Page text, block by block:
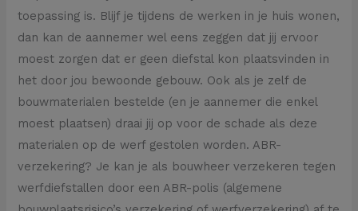
toepassing is. Blijf je tijdens de werken in je huis wonen,
dan kan de aannemer wel eens zeggen dat jij ervoor
moest zorgen dat er geen diefstal kon plaatsvinden in
het door jou bewoonde gebouw. Ook als je zelf de
bouwmaterialen bestelde (en je aannemer die enkel
moest plaatsen) draai jij op voor de schade als deze
materialen op de werf gestolen worden. ABR-
verzekering? Je kan je als bouwheer verzekeren tegen
werfdiefstallen door een ABR-polis (algemene